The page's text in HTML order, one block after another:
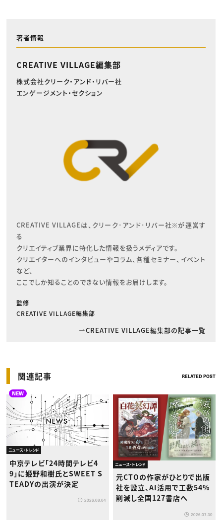
著者情報
CREATIVE VILLAGE編集部
株式会社クリーク・アンド・リバー社
エンゲージメント・セクション
CREATIVE VILLAGEは、クリーク･アンド･リバー社※が運営す
る
クリエイティブ業界に特化した情報を扱うメディアです。
クリエイターへのインタビューやコラム、各種セミナー、イベント
など、
ここでしか知ることのできない情報をお届けします。
監修
CREATIVE VILLAGE編集部
CREATIVE VILLAGE編集部の記事一覧
関連記事 RELATED POST
NEW
ニュース・トレンド
中京テレビ「24時間テレビ4
9」に姫野和樹氏とSWEET S
TEADYの出演が決定
2026.08.04
ニュース・トレンド
元CTOの作家がひとりで出版
社を設立、AI活用で工数54%
削減し全国127書店へ
2026.07.30